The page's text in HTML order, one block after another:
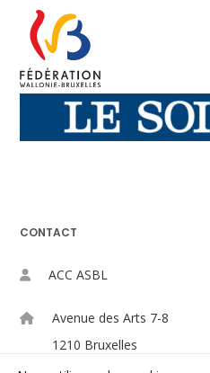
CONTACT
ACC ASBL
Avenue des Arts 7-8
1210 Bruxelles